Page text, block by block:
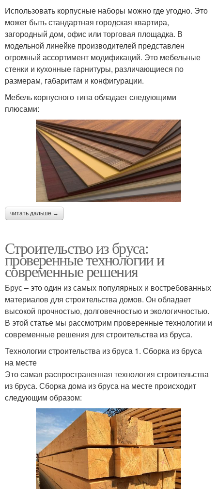
Использовать корпусные наборы можно где угодно. Это
может быть стандартная городская квартира,
загородный дом, офис или торговая площадка. В
модельной линейке производителей представлен
огромный ассортимент модификаций. Это мебельные
стенки и кухонные гарнитуры, различающиеся по
размерам, габаритам и конфигурации.
Мебель корпусного типа обладает следующими
плюсами:
читать дальше →
Строительство из бруса:
проверенные технологии и
современные решения
Брус – это один из самых популярных и востребованных
материалов для строительства домов. Он обладает
высокой прочностью, долговечностью и экологичностью.
В этой статье мы рассмотрим проверенные технологии и
современные решения для строительства из бруса.
Технологии строительства из бруса 1. Сборка из бруса
на месте
Это самая распространенная технология строительства
из бруса. Сборка дома из бруса на месте происходит
следующим образом: